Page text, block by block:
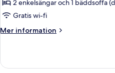
terrass
utsikt
2 enkelsängar och 1 bäddsoffa
Gratis wi-fi
Mer information
Mer
Comfort